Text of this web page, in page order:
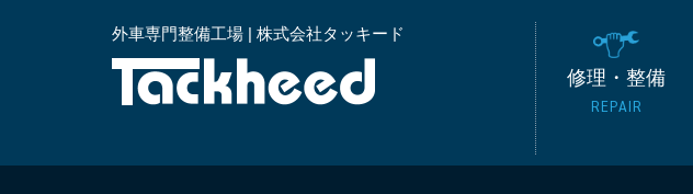
外車専門整備工場 | 株式会社タッキード
横浜の外車専
修理・整備
REPAIR